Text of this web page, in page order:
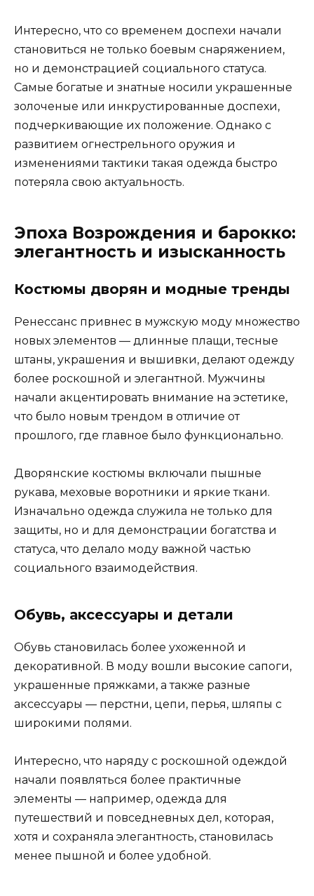
Интересно, что со временем доспехи начали
становиться не только боевым снаряжением,
но и демонстрацией социального статуса.
Самые богатые и знатные носили украшенные
золоченые или инкрустированные доспехи,
подчеркивающие их положение. Однако с
развитием огнестрельного оружия и
изменениями тактики такая одежда быстро
потеряла свою актуальность.
Эпоха Возрождения и барокко:
элегантность и изысканность
Костюмы дворян и модные тренды
Ренессанс привнес в мужскую моду множество
новых элементов — длинные плащи, тесные
штаны, украшения и вышивки, делают одежду
более роскошной и элегантной. Мужчины
начали акцентировать внимание на эстетике,
что было новым трендом в отличие от
прошлого, где главное было функционально.
Дворянские костюмы включали пышные
рукава, меховые воротники и яркие ткани.
Изначально одежда служила не только для
защиты, но и для демонстрации богатства и
статуса, что делало моду важной частью
социального взаимодействия.
Обувь, аксессуары и детали
Обувь становилась более ухоженной и
декоративной. В моду вошли высокие сапоги,
украшенные пряжками, а также разные
аксессуары — перстни, цепи, перья, шляпы с
широкими полями.
Интересно, что наряду с роскошной одеждой
начали появляться более практичные
элементы — например, одежда для
путешествий и повседневных дел, которая,
хотя и сохраняла элегантность, становилась
менее пышной и более удобной.